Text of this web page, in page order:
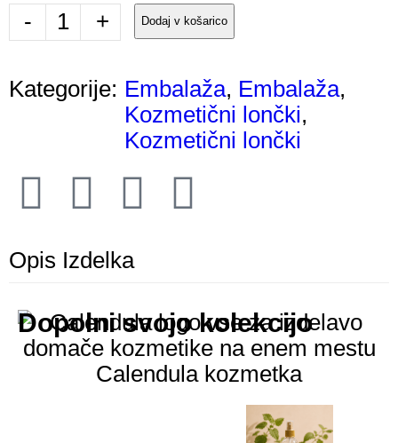
- + Dodaj v košarico
Kategorije: Embalaža, Embalaža,
Kozmetični lončki,
Kozmetični lončki
Opis Izdelka
Dopolni svojo kolekcijo